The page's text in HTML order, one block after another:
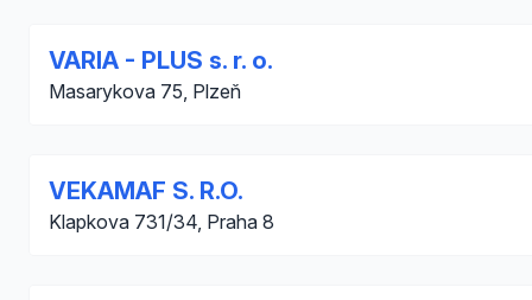
VARIA - PLUS s. r. o.
Masarykova 75, Plzeň
VEKAMAF S. R.O.
Klapkova 731/34, Praha 8